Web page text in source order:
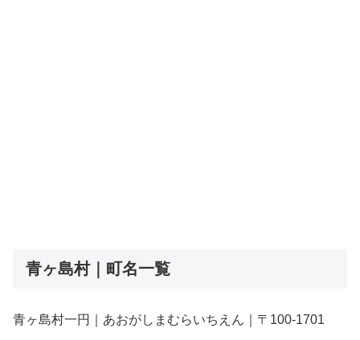
青ヶ島村｜町名一覧
青ヶ島村一円｜あおがしまむらいちえん｜〒100-1701